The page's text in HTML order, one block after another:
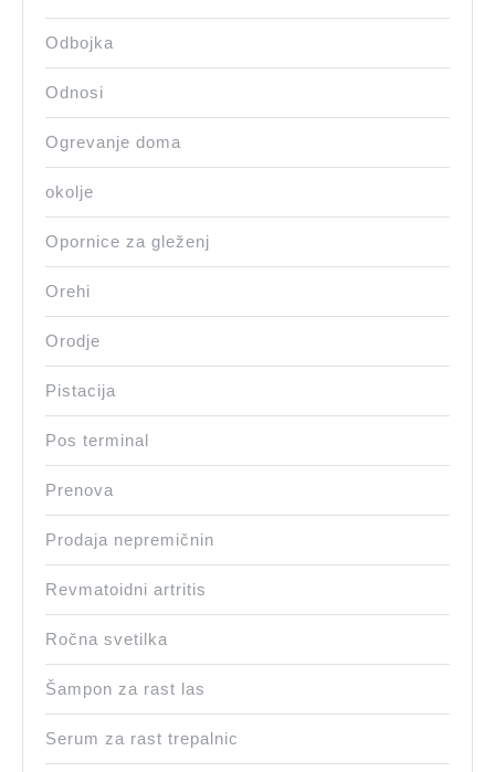
Odbojka
Odnosi
Ogrevanje doma
okolje
Opornice za gleženj
Orehi
Orodje
Pistacija
Pos terminal
Prenova
Prodaja nepremičnin
Revmatoidni artritis
Ročna svetilka
Šampon za rast las
Serum za rast trepalnic